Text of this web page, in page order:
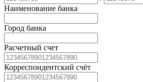
Наименование банка
Город банка
Расчетный счет
Корреспондентский счёт